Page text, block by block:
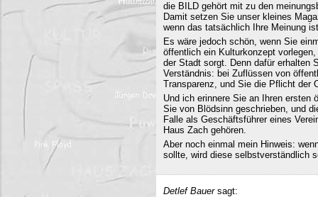
die BILD gehört mit zu den
Damit setzen Sie unser kleines
wenn das tatsächlich Ihre Meinung
Es wäre jedoch schön, wenn Sie
öffentlich ein Kulturkonzept
der Stadt sorgt. Denn dafür erhalten
Verständnis: bei Zuflüssen von
Transparenz, und Sie die Pflicht der
Und ich erinnere Sie an Ihren ersten
Sie von Blödsinn geschrieben, und
Falle als Geschäftsführer eines
Haus Zach gehören.
Aber noch einmal mein Hinweis:
sollte, wird diese selbstverständlich
Detlef Bauer sagt: